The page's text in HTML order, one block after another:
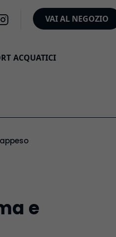
VAI AL NEGOZIO
ACQUATICI
e